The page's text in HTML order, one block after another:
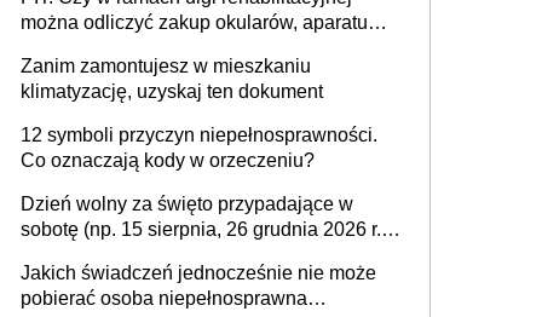
można odliczyć zakup okularów, aparatu
Zanim zamontujesz w mieszkaniu
klimatyzację, uzyskaj ten dokument
12 symboli przyczyn niepełnosprawności.
Co oznaczają kody w orzeczeniu?
Dzień wolny za święto przypadające w
sobotę (np. 15 sierpnia, 26 grudnia 2026 r.) –
pracodawcy (sektor prywatny i administracja
publiczna), najczęstsze pytania
Jakich świadczeń jednocześnie nie może
pobierać osoba niepełnosprawna